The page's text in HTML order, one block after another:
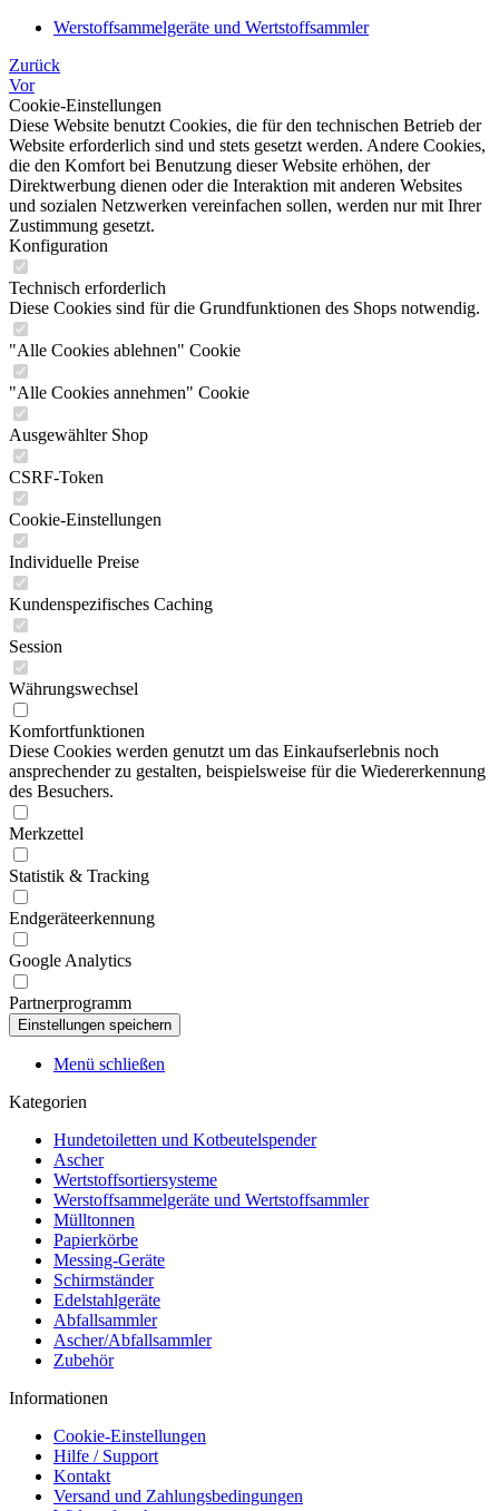
Werstoffsammelgeräte und Wertstoffsammler
Zurück
Vor
Cookie-Einstellungen
Diese Website benutzt Cookies, die für den technischen Betrieb der
Website erforderlich sind und stets gesetzt werden. Andere Cookies,
die den Komfort bei Benutzung dieser Website erhöhen, der
Direktwerbung dienen oder die Interaktion mit anderen Websites
und sozialen Netzwerken vereinfachen sollen, werden nur mit Ihrer
Zustimmung gesetzt.
Konfiguration
Technisch erforderlich
Diese Cookies sind für die Grundfunktionen des Shops notwendig.
"Alle Cookies ablehnen" Cookie
"Alle Cookies annehmen" Cookie
Ausgewählter Shop
CSRF-Token
Cookie-Einstellungen
Individuelle Preise
Kundenspezifisches Caching
Session
Währungswechsel
Komfortfunktionen
Diese Cookies werden genutzt um das Einkaufserlebnis noch
ansprechender zu gestalten, beispielsweise für die Wiedererkennung
des Besuchers.
Merkzettel
Statistik & Tracking
Endgeräteerkennung
Google Analytics
Partnerprogramm
Menü schließen
Kategorien
Hundetoiletten und Kotbeutelspender
Ascher
Wertstoffsortiersysteme
Werstoffsammelgeräte und Wertstoffsammler
Mülltonnen
Papierkörbe
Messing-Geräte
Schirmständer
Edelstahlgeräte
Abfallsammler
Ascher/Abfallsammler
Zubehör
Informationen
Cookie-Einstellungen
Hilfe / Support
Kontakt
Versand und Zahlungsbedingungen